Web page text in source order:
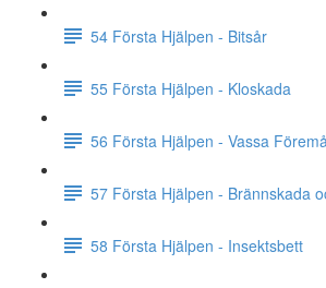
54 Första Hjälpen - Bitsår
55 Första Hjälpen - Kloskada
56 Första Hjälpen - Vassa
57 Första Hjälpen - Brännskada
58 Första Hjälpen - Insektsbett